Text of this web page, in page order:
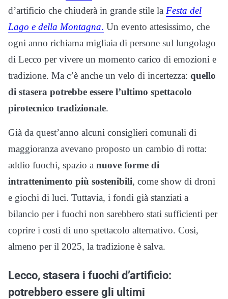
d’artificio che chiuderà in grande stile la Festa del
Lago e della Montagna. Un evento attesissimo, che
ogni anno richiama migliaia di persone sul lungolago
di Lecco per vivere un momento carico di emozioni e
tradizione. Ma c’è anche un velo di incertezza: quello
di stasera potrebbe essere l’ultimo spettacolo
pirotecnico tradizionale.
Già da quest’anno alcuni consiglieri comunali di
maggioranza avevano proposto un cambio di rotta:
addio fuochi, spazio a nuove forme di
intrattenimento più sostenibili, come show di droni
e giochi di luci. Tuttavia, i fondi già stanziati a
bilancio per i fuochi non sarebbero stati sufficienti per
coprire i costi di uno spettacolo alternativo. Così,
almeno per il 2025, la tradizione è salva.
Lecco, stasera i fuochi d’artificio:
potrebbero essere gli ultimi